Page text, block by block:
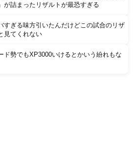
が詰まったリザルトが最恐すぎる
すぎる味方引いたんだけどこの試合のリザ
見てくれない
ド勢でもXP3000いけるとかいう紛れもな